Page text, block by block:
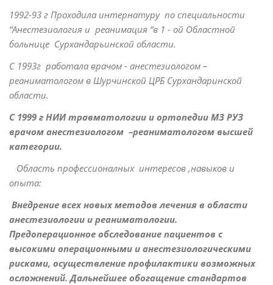
1992-93 г Проходила интернатуру по специальности
“Анестезиология и реанимация “в 1 - ой Областной
больнице Сурхандарьинской области.
С 1993г работала врачом - анестезиологом –
реаниматологом в Шурчинской ЦРБ Сурхандаринской
области.
С 1999 г НИИ травматологии и ортопедии МЗ РУЗ
врачом анестезиологом –реаниматологом высшей
категории.
Область профессионалных интересов ,навыков и
опыта:
Внедрение всех новых методов лечения в области
анестезиологии и реаниматологии.
Предоперационное обследование пациентов с
высокими операционными и анестезиологическими
рисками, осуществление профилактики возможных
осложнений. Дальнейшее обогащение стандартов